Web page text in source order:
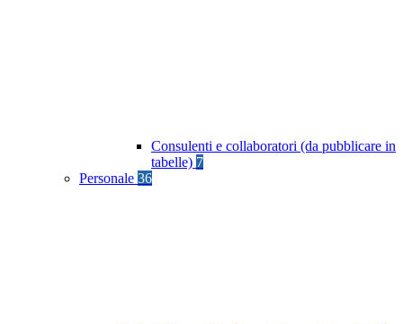
Consulenti e collaboratori (da pubblicare in
tabelle) 7
Personale 36